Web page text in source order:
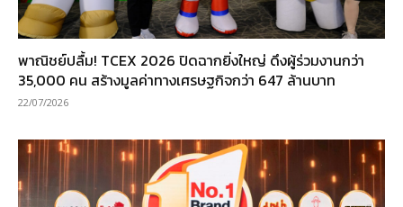
พาณิชย์ปลื้ม! TCEX 2026 ปิดฉากยิ่งใหญ่ ดึงผู้ร่วมงานกว่า
35,000 คน สร้างมูลค่าทางเศรษฐกิจกว่า 647 ล้านบาท
22/07/2026